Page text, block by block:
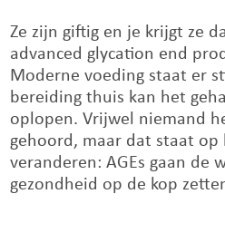
Ze zijn giftig en je krijgt ze
advanced glycation end
Moderne voeding staat er
bereiding thuis kan het
oplopen. Vrijwel niemand
gehoord, maar dat staat
veranderen: AGEs gaan de
gezondheid op de kop